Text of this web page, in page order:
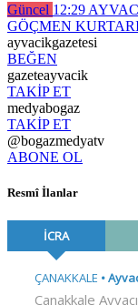
Güncel 12:29
GÖÇMEN
ayvacikgazetesi
BEĞEN
gazeteayvacik
TAKİP ET
medyabogaz
TAKİP ET
@bogazmedyatv
ABONE OL
Resmî İlanlar